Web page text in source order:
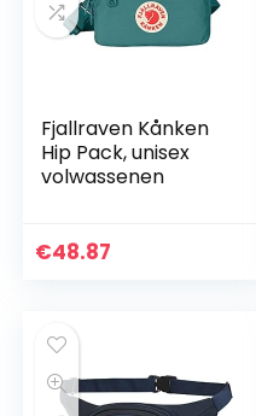
Fjallraven Kånken
Hip Pack, unisex
volwassenen
€48.87